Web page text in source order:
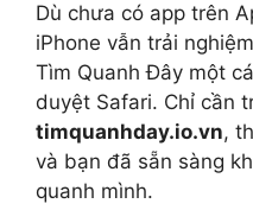
Dù chưa có app trên
iPhone vẫn trải
Tìm Quanh Đây một
duyệt Safari. Chỉ cần
timquanhday.io.vn,
và bạn đã sẵn sàng
quanh mình.